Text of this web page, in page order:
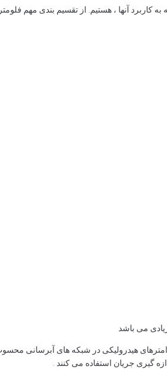
کاربرد آنها ، هستیم. از تقسیم بندی مهم
می باشد
هیدرولیکی در شبکه های آبرسانی
گیری جریان استفاده می کنند .